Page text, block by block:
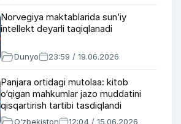
Norvegiya maktablarida sun’iy
intellekt deyarli taqiqlanadi
Dunyo 23:59 / 19.06.2026
Panjara ortidagi mutolaa: kitob
o‘qigan mahkumlar jazo muddatini
qisqartirish tartibi tasdiqlandi
O‘zbekiston 12:04 / 15.06.2026